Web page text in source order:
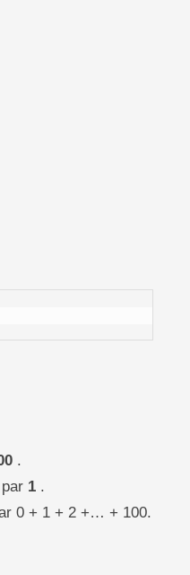
.
1.
0 + 1 + 2 +… + 100.